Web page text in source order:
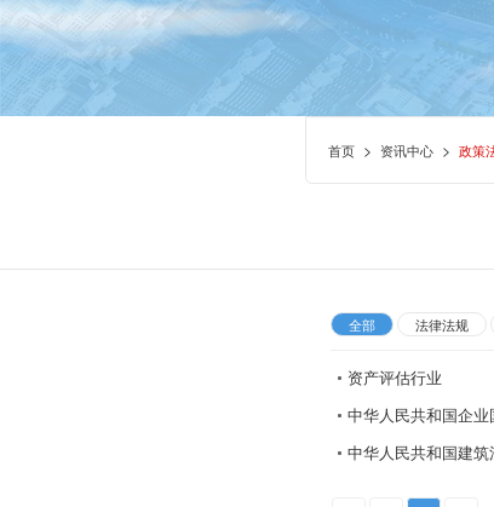
首页 > 资讯中心 > 政策
全部 法律法规
资产评估行业
中华人民共和国企业
中华人民共和国建筑